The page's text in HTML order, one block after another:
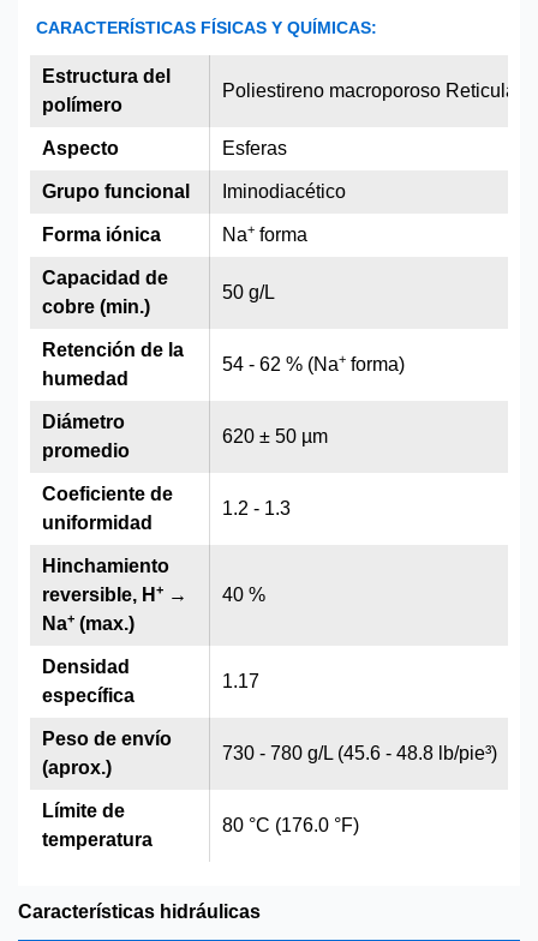
CARACTERÍSTICAS FÍSICAS Y QUÍMICAS:
Poliestireno macroporoso
Esferas
Iminodiacético
Na+ forma
50 g/L
54 - 62 % (Na+ forma)
620 ± 50 µm
1.2 - 1.3
40 %
1.17
730 - 780 g/L (45.6 - 48.8 lb/pie³)
80 °C (176.0 °F)
Estructura del
polímero
Aspecto
Grupo funcional
Forma iónica
Capacidad de
cobre (min.)
Retención de la
humedad
Diámetro
promedio
Coeficiente de
uniformidad
Hinchamiento
reversible, H + →
Na+ (max.)
Densidad
específica
Peso de envío
(aprox.)
Límite de
temperatura
Características hidráulicas